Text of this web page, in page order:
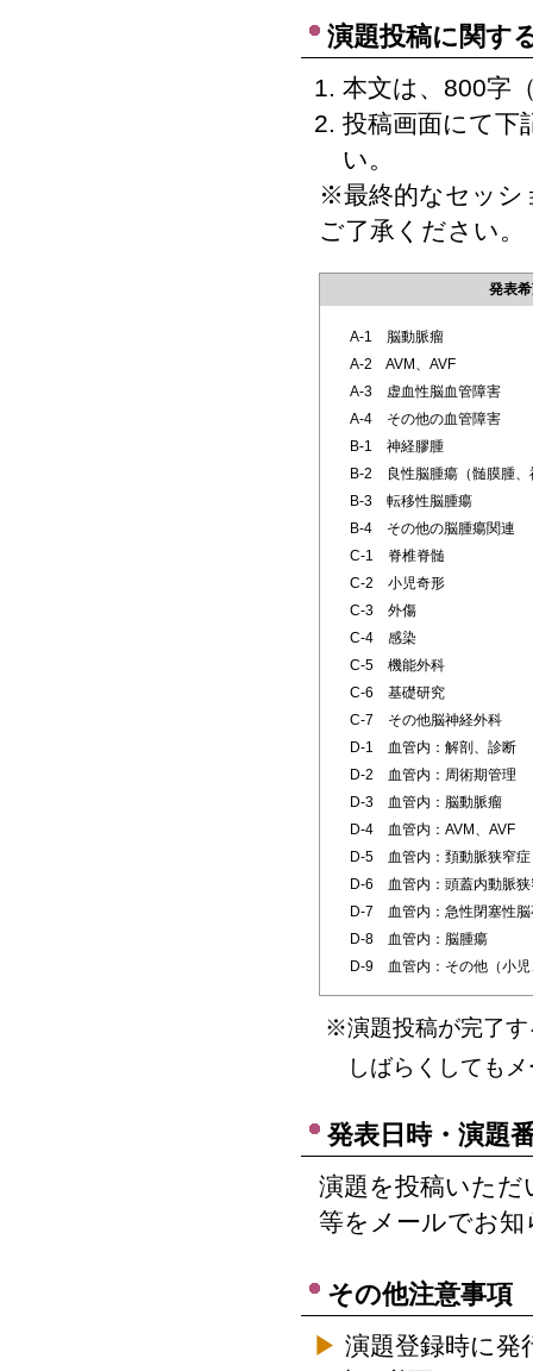
演題投稿に関す
本文は、800字
投稿画面にて下
い。
※最終的なセッシ
ご了承ください。
発表
A-1 脳動脈瘤
A-2 AVM、AVF
A-3 虚血性脳血管障害
A-4 その他の血管障害
B-1 神経膠腫
B-2 良性脳腫瘍（髄膜腫、
B-3 転移性脳腫瘍
B-4 その他の脳腫瘍関連
C-1 脊椎脊髄
C-2 小児奇形
C-3 外傷
C-4 感染
C-5 機能外科
C-6 基礎研究
C-7 その他脳神経外科
D-1 血管内：解剖、診断
D-2 血管内：周術期管理
D-3 血管内：脳動脈瘤
D-4 血管内：AVM、AVF
D-5 血管内：頚動脈狭窄症
D-6 血管内：頭蓋内動脈狭
D-7 血管内：急性閉塞性脳
D-8 血管内：脳腫瘍
D-9 血管内：その他（小児
※演題投稿が完了す
しばらくしてもメ
発表日時・演題
演題を投稿いただ
等をメールでお
その他注意事項
▶ 演題登録時に発